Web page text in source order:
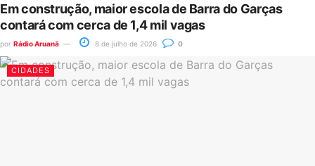
Em construção, maior escola de Barra do Garças
contará com cerca de 1,4 mil vagas
por Rádio Aruanã 8 de julho de 2026 0
CIDADES